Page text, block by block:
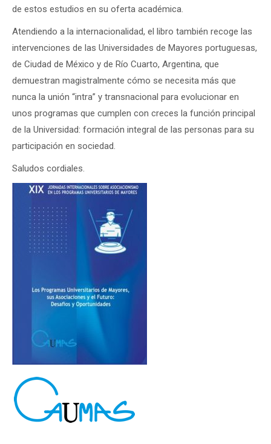
de estos estudios en su oferta académica.
Atendiendo a la internacionalidad, el libro también recoge las
intervenciones de las Universidades de Mayores portuguesas,
de Ciudad de México y de Río Cuarto, Argentina, que
demuestran magistralmente cómo se necesita más que
nunca la unión “intra” y transnacional para evolucionar en
unos programas que cumplen con creces la función principal
de la Universidad: formación integral de las personas para su
participación en sociedad.
Saludos cordiales.